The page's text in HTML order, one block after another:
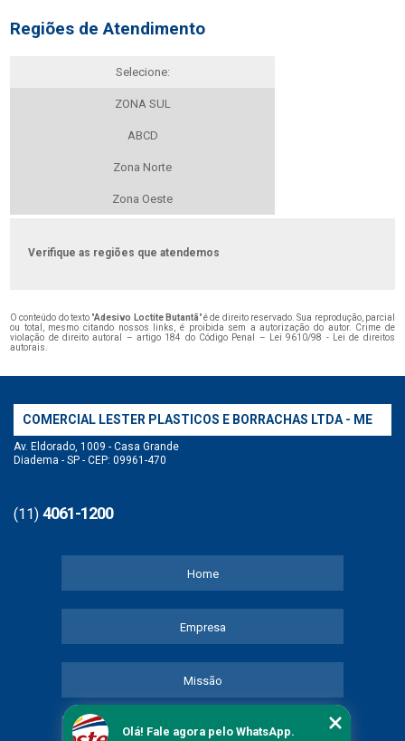
Regiões de Atendimento
Selecione:
ZONA SUL
ABCD
Zona Norte
Zona Oeste
Verifique as regiões que atendemos
O conteúdo do texto "Adesivo Loctite Butantã" é de direito reservado. Sua reprodução, parcial
ou total, mesmo citando nossos links, é proibida sem a autorização do autor. Crime de
violação de direito autoral – artigo 184 do Código Penal –
Lei 9610/98 - Lei de direitos
autorais
COMERCIAL LESTER PLASTICOS E BORRACHAS LTDA - ME
Av. Eldorado, 1009 - Casa Grande
Diadema - SP - CEP: 09961-470
(11) 4061-1200
Home
Empresa
Missão
Serviços
Olá! Fale agora pelo WhatsApp.